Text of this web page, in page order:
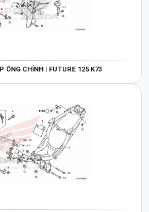
ỐNG CHÍNH | FUTURE 125 K73